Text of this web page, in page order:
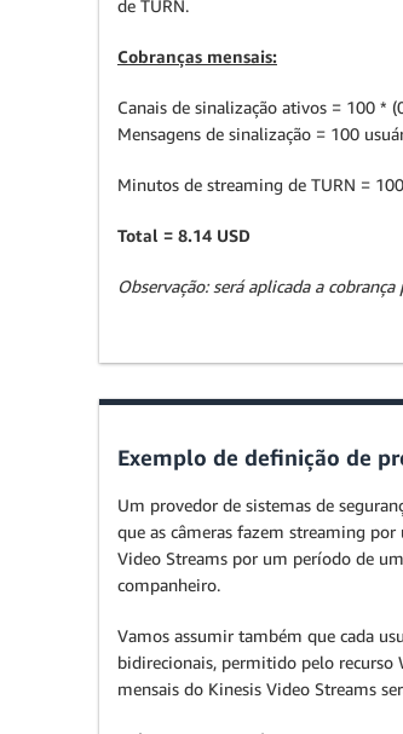
de TURN.
Cobranças mensais:
Canais de sinalização ativos = 100 *
Mensagens de sinalização = 100
Minutos de streaming de TURN =
Total = 8.14 USD
Observação: será aplicada a
Exemplo de definição de
Um provedor de sistemas de
que as câmeras fazem streaming
Video Streams por um período de
companheiro.
Vamos assumir também que cada
bidirecionais, permitido pelo recurso
mensais do Kinesis Video Streams